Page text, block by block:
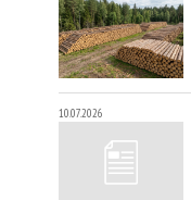
10.07.2026